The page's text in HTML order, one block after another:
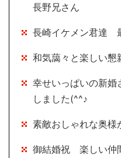
長野兄さん
長崎イケメン君達
和気藹々と楽しい
幸せいっぱいの新
しました(^^♪
素敵おしゃれな奥
御結婚祝 楽しい仲